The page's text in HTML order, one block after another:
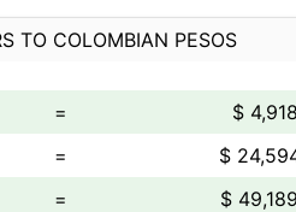
TO COLOMBIAN PESOS
=
$
=
$
=
$